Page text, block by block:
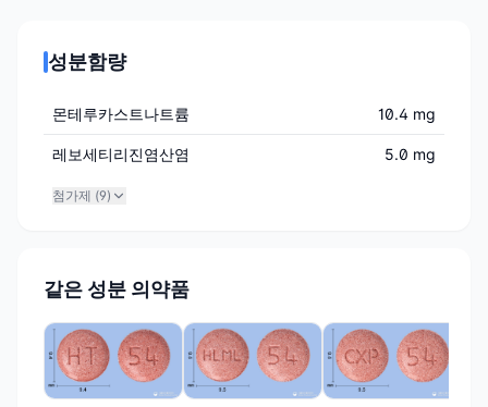
성분함량
몬테루카스트나트륨 10.4 mg
레보세티리진염산염 5.0 mg
첨가제 (9)
같은 성분 의약품